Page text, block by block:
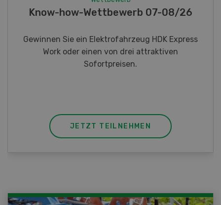
Fotorätsel 07-08/26
Gewinnen Sie eines von fünf LANDI
Taschenmessern
JETZT TEILNEHMEN